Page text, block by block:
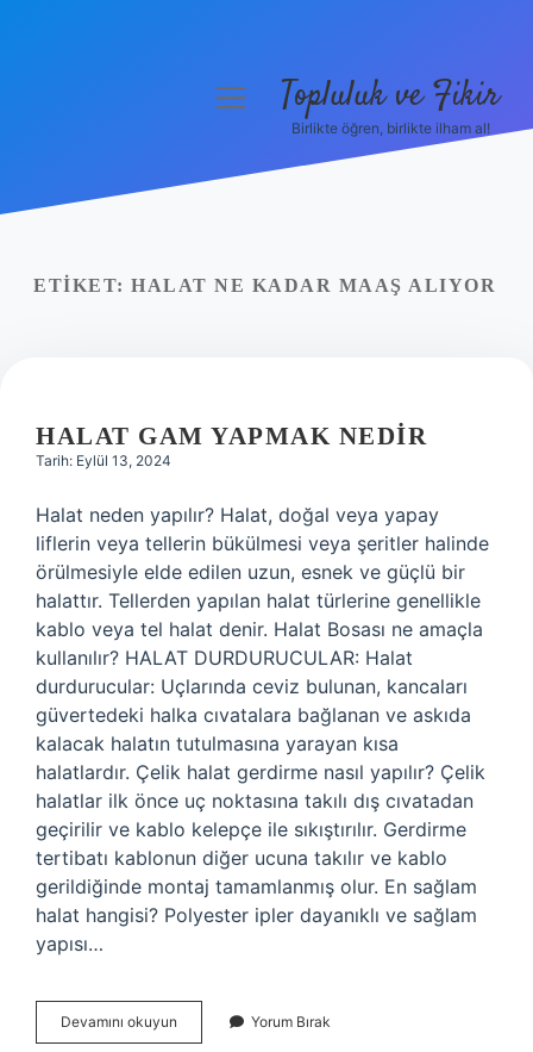
Yasal Uyarı
menüyüTopluluk ve Fikir
Birlikte öğren, birlikte ilham al!
ETIKET: HALAT NE KADAR MAAŞ ALIYOR
HALAT GAM YAPMAK NEDIR
Tarih: Eylül 13, 2024
Halat neden yapılır? Halat, doğal veya yapay
liflerin veya tellerin bükülmesi veya şeritler halinde
örülmesiyle elde edilen uzun, esnek ve güçlü bir
halattır. Tellerden yapılan halat türlerine genellikle
kablo veya tel halat denir. Halat Bosası ne amaçla
kullanılır? HALAT DURDURUCULAR: Halat
durdurucular: Uçlarında ceviz bulunan, kancaları
güvertedeki halka cıvatalara bağlanan ve askıda
kalacak halatın tutulmasına yarayan kısa
halatlardır. Çelik halat gerdirme nasıl yapılır? Çelik
halatlar ilk önce uç noktasına takılı dış cıvatadan
geçirilir ve kablo kelepçe ile sıkıştırılır. Gerdirme
tertibatı kablonun diğer ucuna takılır ve kablo
gerildiğinde montaj tamamlanmış olur. En sağlam
halat hangisi? Polyester ipler dayanıklı ve sağlam
yapısı…
Devamını okuyun
Gam
Yorum Bırak